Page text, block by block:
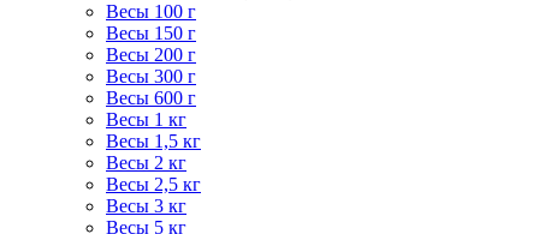
Весы 100 г
Весы 150 г
Весы 200 г
Весы 300 г
Весы 600 г
Весы 1 кг
Весы 1,5 кг
Весы 2 кг
Весы 2,5 кг
Весы 3 кг
Весы 5 кг